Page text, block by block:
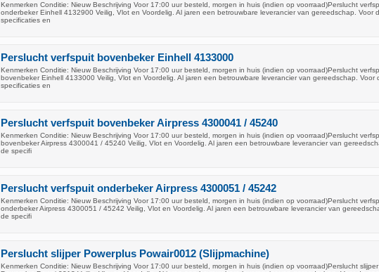
Kenmerken Conditie: Nieuw Beschrijving Voor 17:00 uur besteld, morgen in huis (indien op voorraad)Perslucht
onderbeker Einhell 4132900 Veilig, Vlot en Voordelig. Al jaren een betrouwbare leverancier van gereedschap. Voor
specificaties en
Perslucht verfspuit bovenbeker Einhell 4133000
Kenmerken Conditie: Nieuw Beschrijving Voor 17:00 uur besteld, morgen in huis (indien op voorraad)Perslucht
bovenbeker Einhell 4133000 Veilig, Vlot en Voordelig. Al jaren een betrouwbare leverancier van gereedschap. Voor
specificaties en
Perslucht verfspuit bovenbeker Airpress 4300041 / 45240
Kenmerken Conditie: Nieuw Beschrijving Voor 17:00 uur besteld, morgen in huis (indien op voorraad)Perslucht
bovenbeker Airpress 4300041 / 45240 Veilig, Vlot en Voordelig. Al jaren een betrouwbare leverancier van
de specifi
Perslucht verfspuit onderbeker Airpress 4300051 / 45242
Kenmerken Conditie: Nieuw Beschrijving Voor 17:00 uur besteld, morgen in huis (indien op voorraad)Perslucht
onderbeker Airpress 4300051 / 45242 Veilig, Vlot en Voordelig. Al jaren een betrouwbare leverancier van
de specifi
Perslucht slijper Powerplus Powair0012 (Slijpmachine)
Kenmerken Conditie: Nieuw Beschrijving Voor 17:00 uur besteld, morgen in huis (indien op voorraad)Perslucht slijper